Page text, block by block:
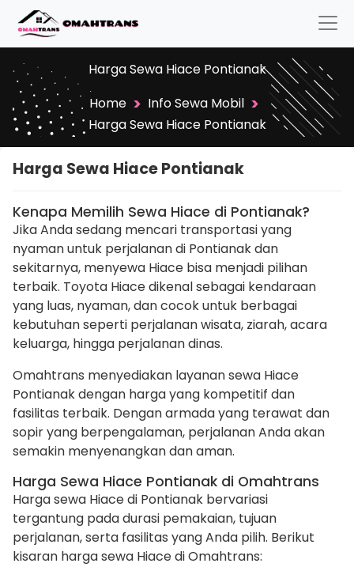
Harga Sewa Hiace Pontianak
Home > Info Sewa Mobil >
Harga Sewa Hiace Pontianak
Harga Sewa Hiace Pontianak
Kenapa Memilih Sewa Hiace di Pontianak?
Jika Anda sedang mencari transportasi yang
nyaman untuk perjalanan di Pontianak dan
sekitarnya, menyewa Hiace bisa menjadi pilihan
terbaik. Toyota Hiace dikenal sebagai kendaraan
yang luas, nyaman, dan cocok untuk berbagai
kebutuhan seperti perjalanan wisata, ziarah, acara
keluarga, hingga perjalanan dinas.
Omahtrans menyediakan layanan sewa Hiace
Pontianak dengan harga yang kompetitif dan
fasilitas terbaik. Dengan armada yang terawat dan
sopir yang berpengalaman, perjalanan Anda akan
semakin menyenangkan dan aman.
Harga Sewa Hiace Pontianak di Omahtrans
Harga sewa Hiace di Pontianak bervariasi
tergantung pada durasi pemakaian, tujuan
perjalanan, serta fasilitas yang Anda pilih. Berikut
kisaran harga sewa Hiace di Omahtrans: